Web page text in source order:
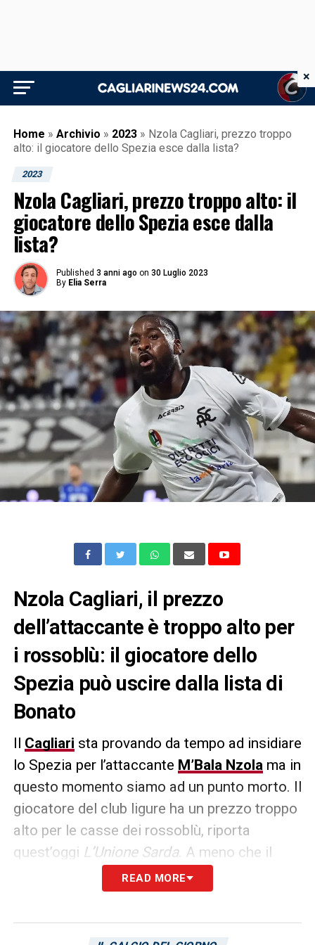
Home » Archivio » 2023 » Nzola Cagliari, prezzo troppo
alto: il giocatore dello Spezia esce dalla lista?
2023
Nzola Cagliari, prezzo troppo alto: il
giocatore dello Spezia esce dalla
lista?
Published 3 anni ago on 30 Luglio 2023
By Elia Serra
Nzola Cagliari, il prezzo
dell’attaccante è troppo alto per
i rossoblù: il giocatore dello
Spezia può uscire dalla lista di
Bonato
Il Cagliari sta provando da tempo ad insidiare
lo Spezia per l’attaccante M’Bala Nzolama in
questo momento siamo ad un punto morto. Il
giocatore del club ligure ha un prezzo troppo
alto per le casse dei rossoblù, riporta
quest’oggi L’Unione Sarda. A meno che il
club del presidentePlateknon abbassi le
proprie pretese, il d.s. Bonato potrebbe
dalla sua lista. Questa eventualità non è tra
READ MORE
×